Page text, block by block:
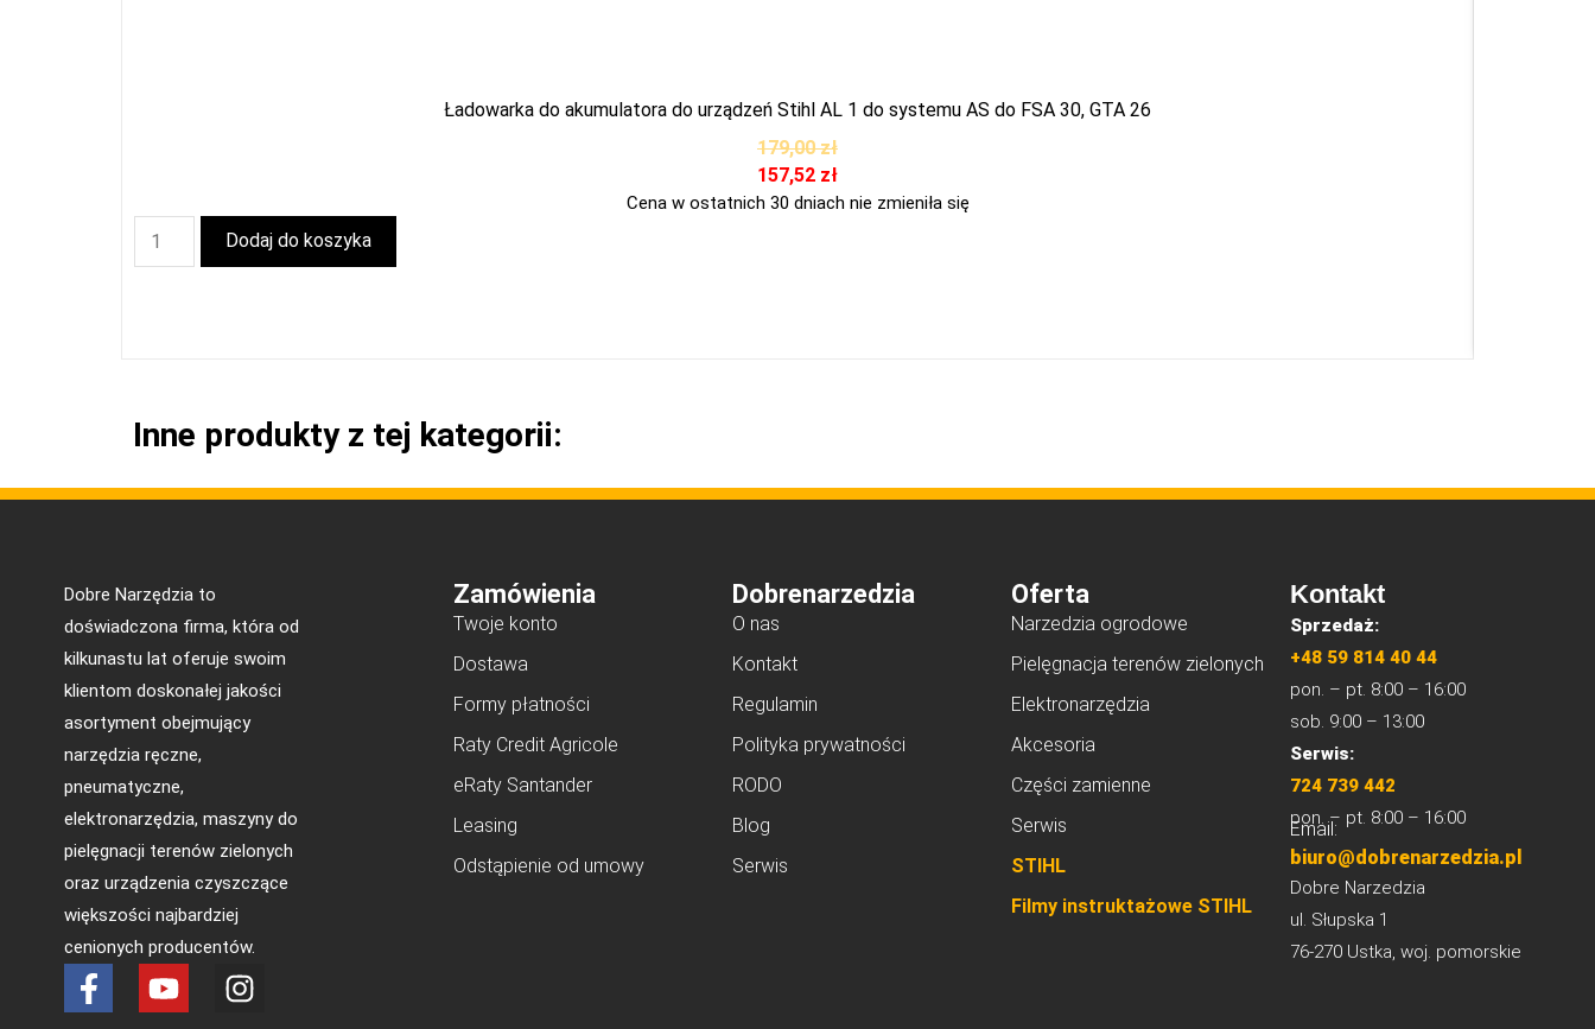
Ładowarka do akumulatora do urządzeń Stihl AL 1 do systemu AS do FSA 30, GTA 26
179,00zł
157,52 zł
Cena w ostatnich 30 dniach nie zmieniła się
Dodaj do koszyka
Inne produkty z tej kategorii:
Dobre Narzędzia to
doświadczona firma, która od
kilkunastu lat oferuje swoim
klientom doskonałej jakości
asortyment obejmujący
narzędzia ręczne,
pneumatyczne,
elektronarzędzia, maszyny do
pielęgnacji terenów zielonych
oraz urządzenia czyszczące
większości najbardziej
cenionych producentów.
Zamówienia
Twoje konto
Dostawa
Formy płatności
Raty Credit Agricole
eRaty Santander
Leasing
Odstąpienie od umowy
Dobrenarzedzia
O nas
Kontakt
Regulamin
Polityka prywatności
RODO
Blog
Serwis
Oferta
Narzedzia ogrodowe
Pielęgnacja terenów zielonych
Elektronarzędzia
Akcesoria
Części zamienne
Serwis
STIHL
Filmy instruktażowe STIHL
Kontakt
Sprzedaż:
+48 59 814 40 44
pon. – pt. 8:00 – 16:00
sob. 9:00 – 13:00
Serwis:
724 739 442
pon. – pt. 8:00 – 16:00
Email:
biuro@dobrenarzedzia.pl
Dobre Narzedzia
ul. Słupska 1
76-270 Ustka, woj. pomorskie